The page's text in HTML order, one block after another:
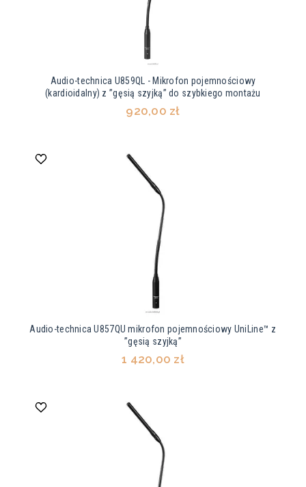
Audio-technica U859QL - Mikrofon pojemnościowy
(kardioidalny) z ”gęsią szyjką” do szybkiego montażu
920,00 zł
Audio-technica U857QU mikrofon pojemnościowy UniLine™ z
”gęsią szyjką”
1 420,00 zł